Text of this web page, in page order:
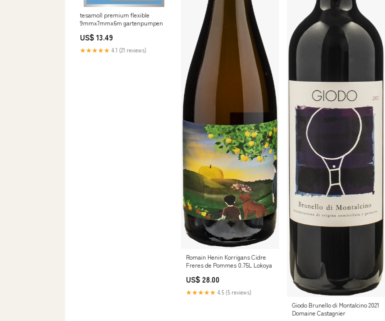
tesamoll premium flexible
9mmx7mmx6m gartenpumpen
US$ 13.49
★★★★★ 4.1 (21 reviews)
Romain Henin Korrigans Cidre
Freres de Pommes 0.75L Lokoya
US$ 28.00
★★★★★ 4.5 (5 reviews)
Giodo Brunello di Montalcino 2021
Domaine Castagnier